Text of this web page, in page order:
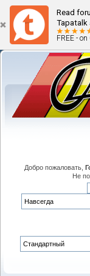
Read
Tapatalk
FREE -
Добро пожаловать,
Не